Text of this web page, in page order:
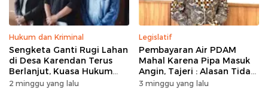
Hukum dan Kriminal
Sengketa Ganti Rugi Lahan
di Desa Karendan Terus
Berlanjut, Kuasa Hukum
Ajukan Kasasi
2 minggu yang lalu
Legislatif
Pembayaran Air PDAM
Mahal Karena Pipa Masuk
Angin, Tajeri : Alasan Tidak
Masuk Akal
3 minggu yang lalu